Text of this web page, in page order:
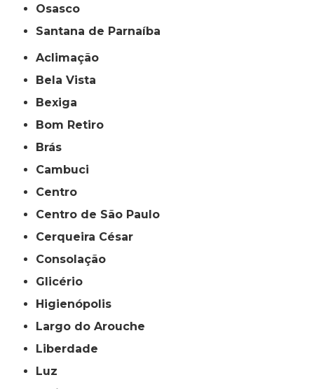
Osasco
Santana de Parnaíba
Aclimação
Bela Vista
Bexiga
Bom Retiro
Brás
Cambuci
Centro
Centro de São Paulo
Cerqueira César
Consolação
Glicério
Higienópolis
Largo do Arouche
Liberdade
Luz